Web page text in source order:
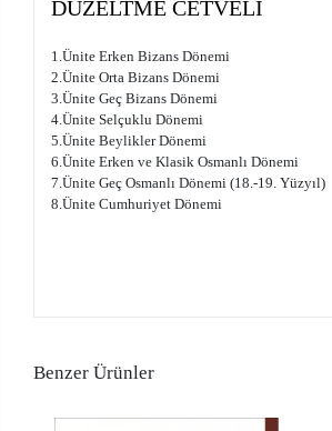
DÜZELTME CETVELİ
1.Ünite Erken Bizans Dönemi
2.Ünite Orta Bizans Dönemi
3.Ünite Geç Bizans Dönemi
4.Ünite Selçuklu Dönemi
5.Ünite Beylikler Dönemi
6.Ünite Erken ve Klasik Osmanlı Dönemi
7.Ünite Geç Osmanlı Dönemi (18.-19. Yüzyıl)
8.Ünite Cumhuriyet Dönemi
Benzer Ürünler